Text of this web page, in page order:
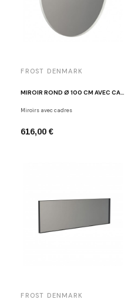
FROST DENMARK
Miroirs avec cadres
616,00 €
FROST DENMARK